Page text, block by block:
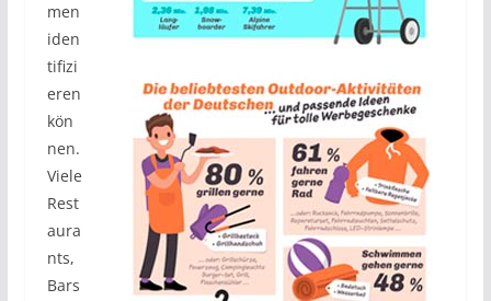
men
iden
tifizi
eren
kön
nen.
Viele
Rest
aura
nts,
Bars